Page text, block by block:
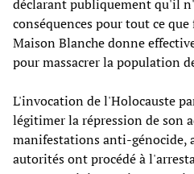
déclarant publiquement qu'il
conséquences pour tout ce
Maison Blanche donne
pour massacrer la population
L'invocation de l'Holocauste
légitimer la répression de son
manifestations anti-génocide,
autorités ont procédé à